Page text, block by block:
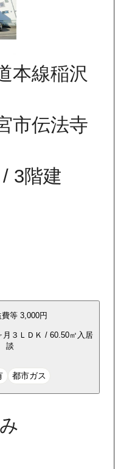
本線稲沢
市伝法寺
/ 3階建
費等 3,000円
月 ３ＬＤＫ / 60.50㎡ 入居
談
都市ガス